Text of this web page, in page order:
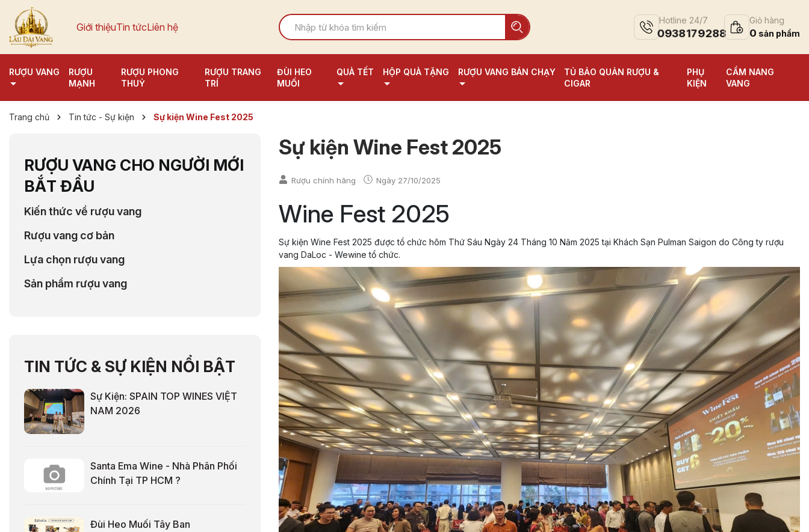
Giới thiệuTin tứcLiên hệ
Hotline 24/7
0938179288
Giỏ hàng
0
RƯỢU VANG
RƯỢU
MẠNH
RƯỢU PHONG
THUỶ
RƯỢU TRANG
TRÍ
ĐÙI HEO
MUỐI
QUÀ TẾT HỘP QUÀ TẶNG RƯỢU VANG BÁN CHẠY
TỦ BẢO QUẢN RƯỢU &
CIGAR
PHỤ
KIỆN
CẨM NANG
VANG
Trang chủ Tin tức - Sự kiện Sự kiện Wine Fest 2025
Sự kiện Wine Fest 2025
Rượu chính hãng Ngày 27/10/2025
Wine Fest 2025
Sự kiện Wine Fest 2025 được tổ chức hôm Thứ Sáu Ngày 24 Tháng 10 Năm 2025 tại Khách Sạn Pulman Saigon do Công ty rượu
vang DaLoc - Wewine tổ chức.
RƯỢU VANG CHO NGƯỜI MỚI
BẮT ĐẦU
Kiến thức về rượu vang
Rượu vang cơ bản
Lựa chọn rượu vang
Sản phẩm rượu vang
TIN TỨC & SỰ KIỆN NỔI BẬT
Sự Kiện: SPAIN TOP WINES VIỆT
NAM 2026
Santa Ema Wine - Nhà Phân Phối
Chính Tại TP HCM ?
Đùi Heo Muối Tây Ban